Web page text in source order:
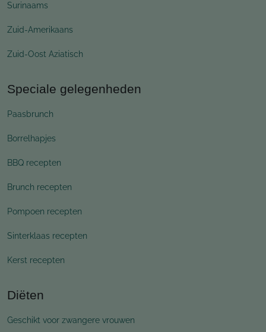
Surinaams
Zuid-Amerikaans
Zuid-Oost Aziatisch
Speciale gelegenheden
Paasbrunch
Borrelhapjes
BBQ recepten
Brunch recepten
Pompoen recepten
Sinterklaas recepten
Kerst recepten
Diëten
Geschikt voor zwangere vrouwen